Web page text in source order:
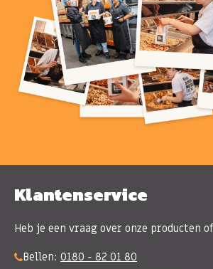
Klantenservice
Heb je een vraag over onze producten
Bellen: 0180 - 82 01 80